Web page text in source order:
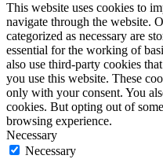
This website uses cookies to
navigate through the website.
categorized as necessary are
essential for the working of
also use third-party cookies
you use this website. These
only with your consent. You
cookies. But opting out of
browsing experience.
Necessary
Necessary